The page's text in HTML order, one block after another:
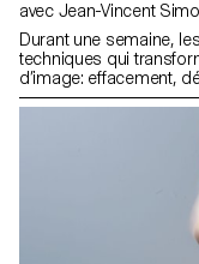
avec Jean-Vincent
Durant une semaine,
techniques qui
d’image: effacement,